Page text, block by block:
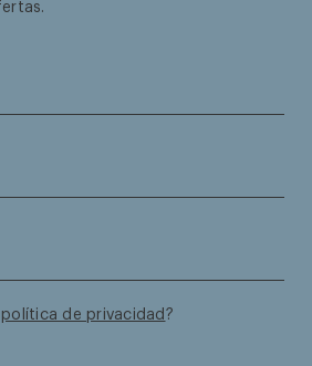
política de privacidad?